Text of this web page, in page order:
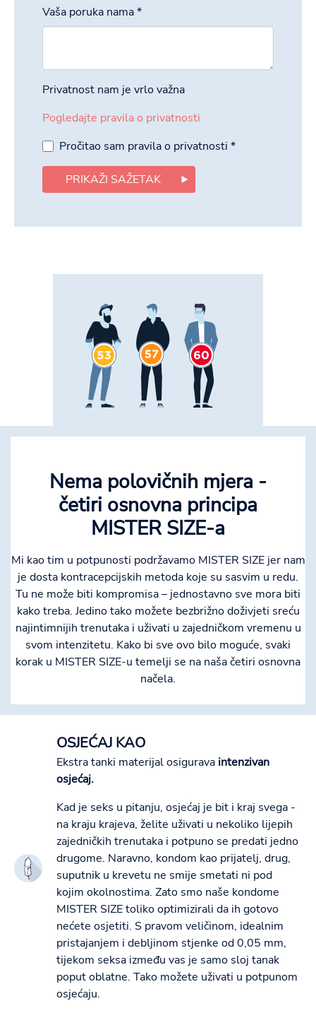
Vaša poruka nama*
Privatnost nam je vrlo važna
Pogledajte pravila o privatnosti
Pročitao sam pravila o privatnosti *
PRIKAŽI SAŽETAK
Nema polovičnih mjera -
četiri osnovna principa
MISTER SIZE-a
Mi kao tim u potpunosti podržavamo MISTER SIZE jer nam
je dosta kontracepcijskih metoda koje su sasvim u redu.
Tu ne može biti kompromisa – jednostavno sve mora biti
kako treba. Jedino tako možete bezbrižno doživjeti sreću
najintimnijih trenutaka i uživati u zajedničkom vremenu u
svom intenzitetu. Kako bi sve ovo bilo moguće, svaki
korak u MISTER SIZE-u temelji se na naša četiri osnovna
načela.
OSJEĆAJ KAO
Ekstra tanki materijal osigurava intenzivan
osjećaj.
Kad je seks u pitanju, osjećaj je bit i kraj svega -
na kraju krajeva, želite uživati u nekoliko lijepih
zajedničkih trenutaka i potpuno se predati jedno
drugome. Naravno, kondom kao prijatelj, drug,
suputnik u krevetu ne smije smetati ni pod
kojim okolnostima. Zato smo naše kondome
MISTER SIZE toliko optimizirali da ih gotovo
nećete osjetiti. S pravom veličinom, idealnim
pristajanjem i debljinom stjenke od 0,05 mm,
tijekom seksa između vas je samo sloj tanak
poput oblatne. Tako možete uživati u potpunom
osjećaju.